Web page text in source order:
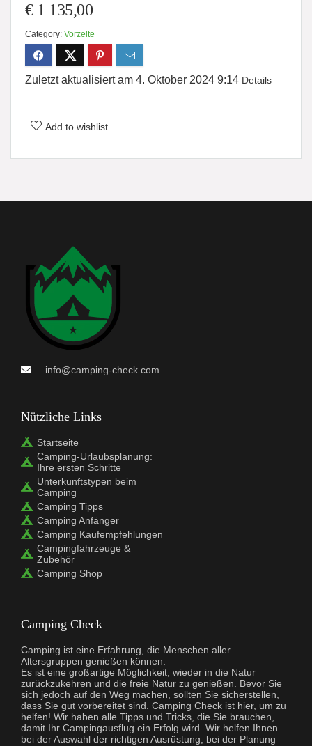
€1 135,00
Category: Vorzelte
Zuletzt aktualisiert am 4. Oktober 2024 9:14 Details
Add to wishlist
info@camping-check.com
Nützliche Links
Startseite
Camping-Urlaubsplanung:
Ihre ersten Schritte
Unterkunftstypen beim
Camping
Camping Tipps
Camping Anfänger
Camping Kaufempfehlungen
Campingfahrzeuge &
Zubehör
Camping Shop
Camping Check
Camping ist eine Erfahrung, die Menschen aller
Altersgruppen genießen können.
Es ist eine großartige Möglichkeit, wieder in die Natur
zurückzukehren und die freie Natur zu genießen. Bevor Sie
sich jedoch auf den Weg machen, sollten Sie sicherstellen,
dass Sie gut vorbereitet sind. Camping Check ist hier, um zu
helfen! Wir haben alle Tipps und Tricks, die Sie brauchen,
damit Ihr Campingausflug ein Erfolg wird. Wir helfen Ihnen
bei der Auswahl der richtigen Ausrüstung, bei der Planung